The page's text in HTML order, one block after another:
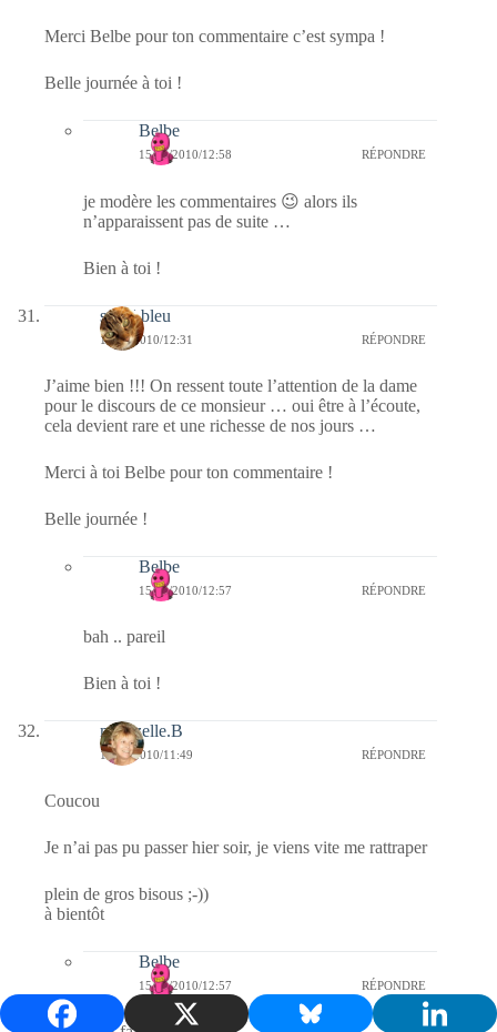
Merci Belbe pour ton commentaire c’est sympa !
Belle journée à toi !
Belbe
15/04/2010/12:58 RÉPONDRE
je modère les commentaires 😉 alors ils
n’apparaissent pas de suite …
Bien à toi !
soleil bleu
15/04/2010/12:31 RÉPONDRE
J’aime bien !!! On ressent toute l’attention de la dame
pour le discours de ce monsieur … oui être à l’écoute,
cela devient rare et une richesse de nos jours …
Merci à toi Belbe pour ton commentaire !
Belle journée !
Belbe
15/04/2010/12:57 RÉPONDRE
bah .. pareil
Bien à toi !
mamzelle.B
15/04/2010/11:49 RÉPONDRE
Coucou
Je n’ai pas pu passer hier soir, je viens vite me rattraper
plein de gros bisous ;-))
à bientôt
Belbe
15/04/2010/12:57 RÉPONDRE